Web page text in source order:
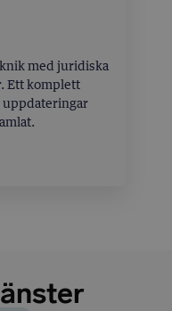
med juridiska
Ett komplett